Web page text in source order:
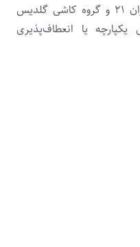
شناخته شده و فعال در گروه مدیران ۲۱ و گروه کاشی گلدیس
یا انعطاف‌پذیری